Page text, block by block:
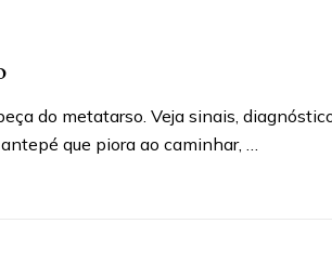
do metatarso. Veja sinais,
que piora ao caminhar, …